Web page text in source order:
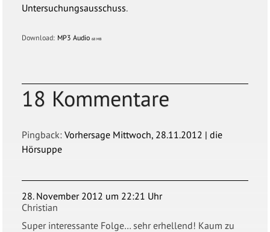
Untersuchungsausschuss.
Download: MP3 Audio 68 MB
18 Kommentare
Pingback:Vorhersage Mittwoch, 28.11.2012 | die
Hörsuppe
28. November 2012 um 22:21 Uhr
Christian
Super interessante Folge… sehr erhellend! Kaum zu